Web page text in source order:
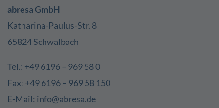
abresa GmbH
Katharina-Paulus-Str. 8
65824 Schwalbach
Tel.: +49 6196 – 969 58 0
Fax: +49 6196 – 969 58 150
E-Mail: info@abresa.de